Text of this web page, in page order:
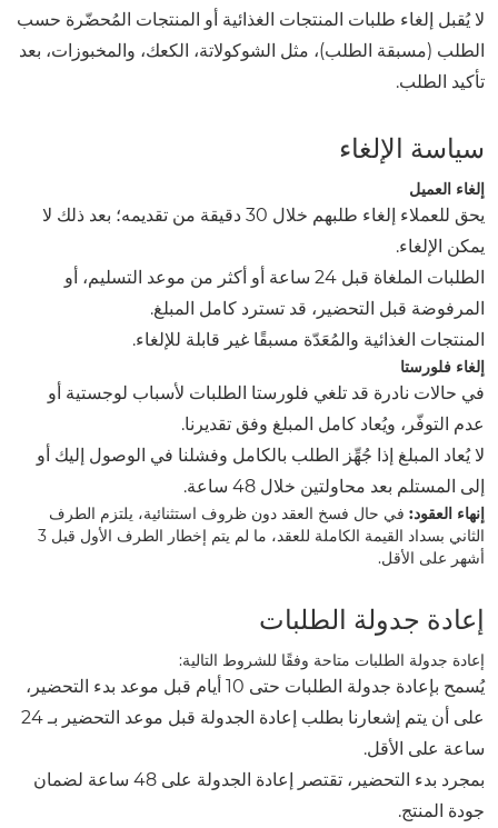
لا يُقبل إلغاء طلبات المنتجات الغذائية أو المنتجات المُحضّرة حسب
الطلب (مسبقة الطلب)، مثل الشوكولاتة، الكعك، والمخبوزات، بعد
تأكيد الطلب.
سياسة الإلغاء
إلغاء العميل
يحق للعملاء إلغاء طلبهم خلال 30 دقيقة من تقديمه؛ بعد ذلك لا
يمكن الإلغاء.
الطلبات الملغاة قبل 24 ساعة أو أكثر من موعد التسليم، أو
المرفوضة قبل التحضير، قد تسترد كامل المبلغ.
المنتجات الغذائية والمُعَدّة مسبقًا غير قابلة للإلغاء.
إلغاء فلورستا
في حالات نادرة قد تلغي فلورستا الطلبات لأسباب لوجستية أو
عدم التوفّر، ويُعاد كامل المبلغ وفق تقديرنا.
لا يُعاد المبلغ إذا جُهِّز الطلب بالكامل وفشلنا في الوصول إليك أو
إلى المستلم بعد محاولتين خلال 48 ساعة.
إنهاء العقود:في حال فسخ العقد دون ظروف استثنائية، يلتزم الطرف
الثاني بسداد القيمة الكاملة للعقد، ما لم يتم إخطار الطرف الأول قبل 3
أشهر على الأقل.
إعادة جدولة الطلبات
إعادة جدولة الطلبات متاحة وفقًا للشروط التالية:
يُسمح بإعادة جدولة الطلبات حتى 10 أيام قبل موعد بدء التحضير،
على أن يتم إشعارنا بطلب إعادة الجدولة قبل موعد التحضير بـ 24
ساعة على الأقل.
بمجرد بدء التحضير، تقتصر إعادة الجدولة على 48 ساعة لضمان
جودة المنتج.